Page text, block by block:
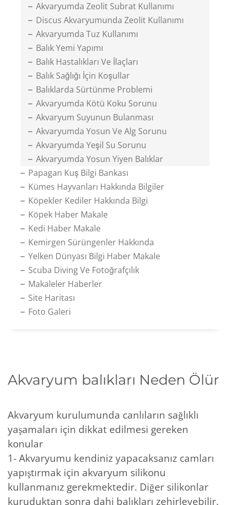
Akvaryumda Zeolit Subrat Kullanımı
Discus Akvaryumunda Zeolit Kullanımı
Akvaryumda Tuz Kullanımı
Balık Yemi Yapımı
Balık Hastalıkları Ve İlaçları
Balık Sağlığı İçin Koşullar
Balıklarda Sürtünme Problemi
Akvaryumda Kötü Koku Sorunu
Akvaryum Suyunun Bulanması
Akvaryumda Yosun Ve Alg Sorunu
Akvaryumda Yeşil Su Sorunu
Akvaryumda Yosun Yiyen Balıklar
Papagan Kuş Bilgi Bankası
Kümes Hayvanları Hakkında Bilgiler
Köpekler Kediler Hakkında Bilgi
Köpek Haber Makale
Kedi Haber Makale
Kemirgen Sürüngenler Hakkında
Yelken Dünyası Bilgi Haber Makale
Scuba Diving Ve Fotoğrafçılık
Makaleler Haberler
Site Haritası
Foto Galeri
Akvaryum balıkları Neden Ölür
Akvaryum kurulumunda canlıların sağlıklı
yaşamaları için dikkat edilmesi gereken
konular
1- Akvaryumu kendiniz yapacaksanız camları
yapıştırmak için akvaryum silikonu
kullanmanız gerekmektedir. Diğer silikonlar
kuruduktan sonra dahi balıkları zehirleyebilir.